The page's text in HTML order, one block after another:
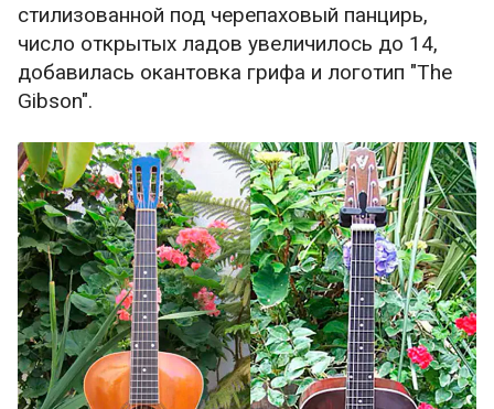
стилизованной под черепаховый панцирь,
число открытых ладов увеличилось до 14,
добавилась окантовка грифа и логотип "The
Gibson".